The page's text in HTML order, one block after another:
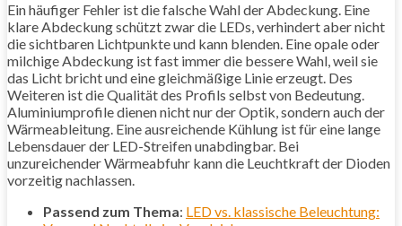
Ein häufiger Fehler ist die falsche Wahl der Abdeckung. Eine
klare Abdeckung schützt zwar die LEDs, verhindert aber nicht
die sichtbaren Lichtpunkte und kann blenden. Eine opale oder
milchige Abdeckung ist fast immer die bessere Wahl, weil sie
das Licht bricht und eine gleichmäßige Linie erzeugt. Des
Weiteren ist die Qualität des Profils selbst von Bedeutung.
Aluminiumprofile dienen nicht nur der Optik, sondern auch der
Wärmeableitung. Eine ausreichende Kühlung ist für eine lange
Lebensdauer der LED-Streifen unabdingbar. Bei
unzureichender Wärmeabfuhr kann die Leuchtkraft der Dioden
vorzeitig nachlassen.
Passend zum Thema: LED vs. klassische Beleuchtung: